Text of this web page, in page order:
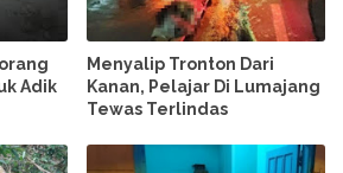
Adik
Menyalip Tronton Dari
Kanan, Pelajar Di Lumajang
Tewas Terlindas